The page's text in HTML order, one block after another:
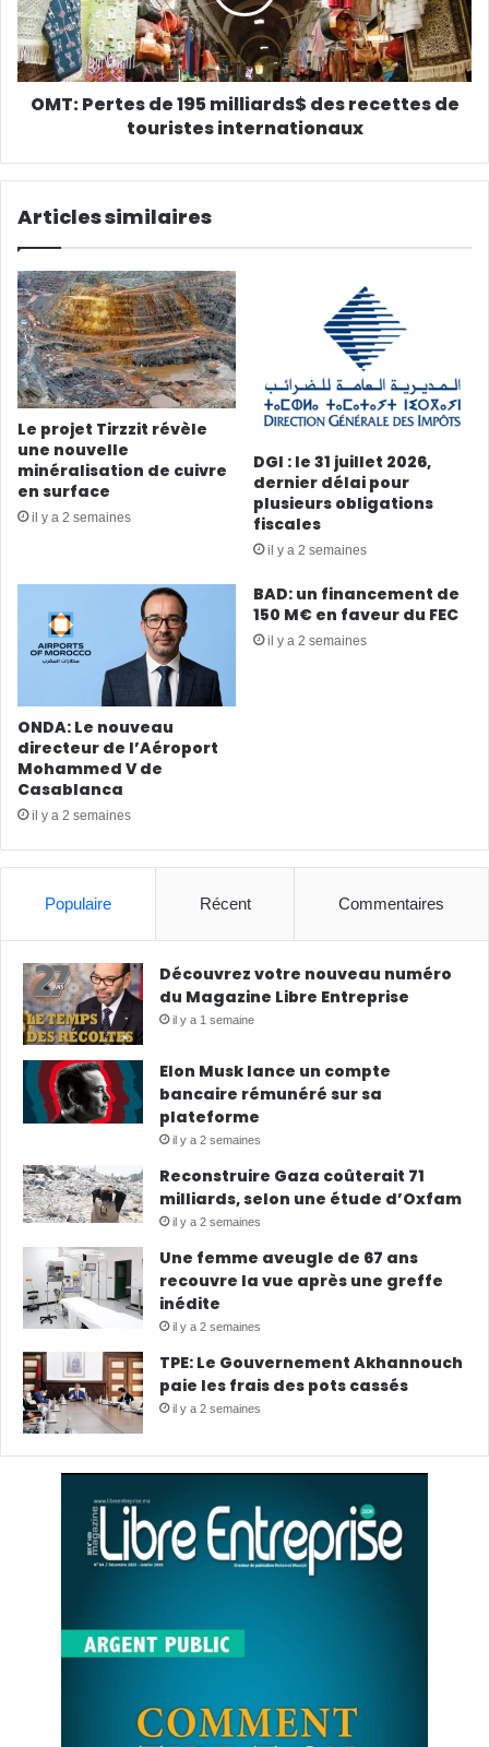
OMT: Pertes de 195 milliards$ des recettes de
touristes internationaux
Articles similaires
Le projet Tirzzit révèle
une nouvelle
minéralisation de cuivre
en surface
il y a 2 semaines
DGI : le 31 juillet 2026,
dernier délai pour
plusieurs obligations
fiscales
il y a 2 semaines
ONDA: Le nouveau
directeur de l’Aéroport
Mohammed V de
Casablanca
il y a 2 semaines
BAD: un financement de
150 M€ en faveur du FEC
il y a 2 semaines
Populaire Récent Commentaires
Découvrez votre nouveau numéro
du Magazine Libre Entreprise
il y a 1 semaine
Elon Musk lance un compte
bancaire rémunéré sur sa
plateforme
il y a 2 semaines
Reconstruire Gaza coûterait 71
milliards, selon une étude d’Oxfam
il y a 2 semaines
Une femme aveugle de 67 ans
recouvre la vue après une greffe
inédite
il y a 2 semaines
TPE: Le Gouvernement Akhannouch
paie les frais des pots cassés
il y a 2 semaines